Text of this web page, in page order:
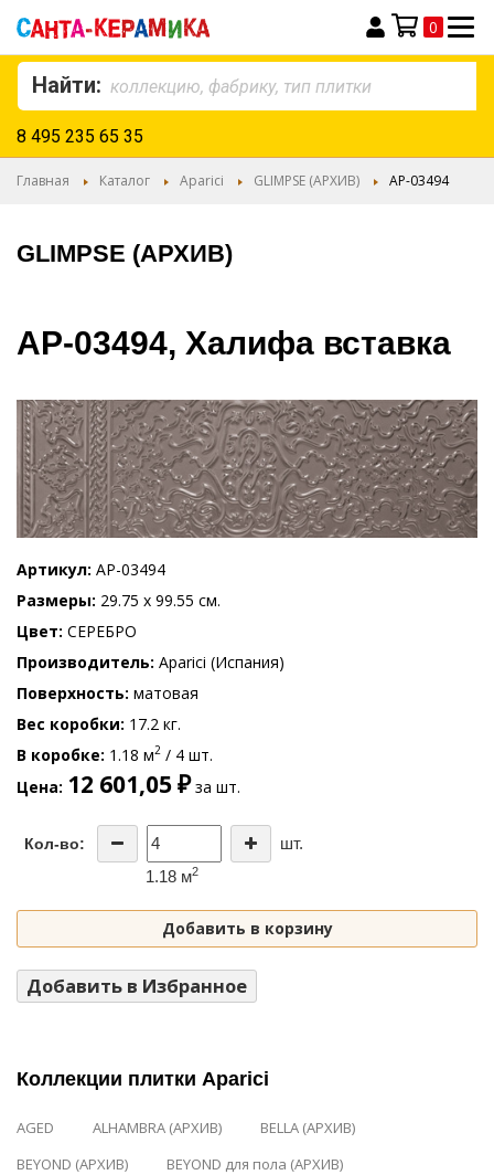
Моя корзина
0
Найти:
8 495 235 65 35
Главная Каталог Aparici GLIMPSE (АРХИВ) AP-03494
GLIMPSE (АРХИВ)
AP-03494, Халифа вставка
Артикул AP-03494
Размеры 29.75 x 99.55 см.
Цвет СЕРЕБРО
Производитель Aparici (Испания)
Поверхность матовая
Вес коробки 17.2 кг.
В коробке 1.18 м2 / 4 шт.
Цена 12 601,05 ₽за шт.
Кол-во:
шт.
1.18 м2
Добавить в корзину
Добавить в Избранное
Коллекции плитки Aparici
AGED ALHAMBRA (АРХИВ)
BELLA (АРХИВ)
BEYOND (АРХИВ)
BEYOND для пола (АРХИВ)